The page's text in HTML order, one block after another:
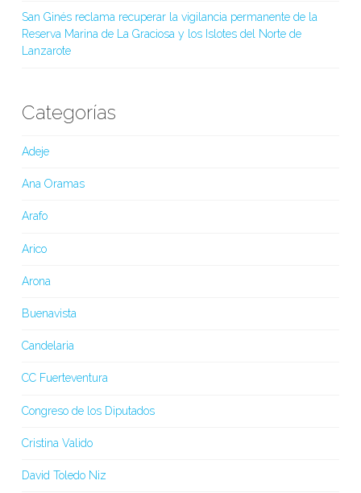
San Ginés reclama recuperar la vigilancia permanente de la
Reserva Marina de La Graciosa y los Islotes del Norte de
Lanzarote
Categorías
Adeje
Ana Oramas
Arafo
Arico
Arona
Buenavista
Candelaria
CC Fuerteventura
Congreso de los Diputados
Cristina Valido
David Toledo Niz